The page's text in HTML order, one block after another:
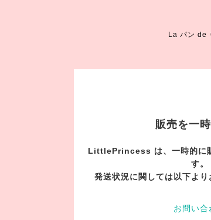
La パン de
販売を一
LittlePrincess は、一時的に
す。
発送状況に関しては以下より
お問い合